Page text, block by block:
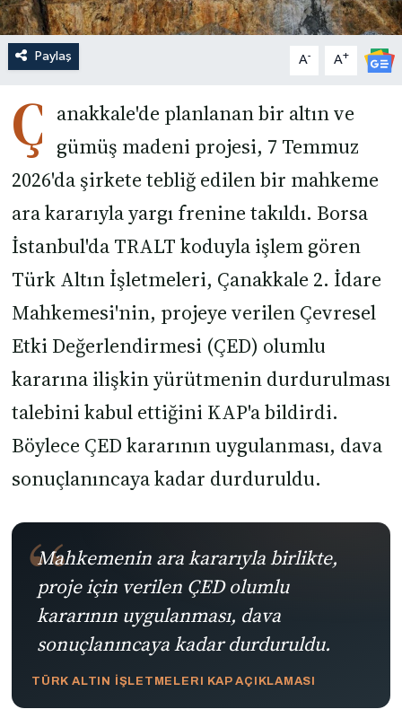
Paylaş A- A+
Ç anakkale'de planlanan bir altın ve
gümüş madeni projesi, 7 Temmuz
2026'da şirkete tebliğ edilen bir mahkeme
ara kararıyla yargı frenine takıldı. Borsa
İstanbul'da TRALT koduyla işlem gören
Türk Altın İşletmeleri, Çanakkale 2. İdare
Mahkemesi'nin, projeye verilen Çevresel
Etki Değerlendirmesi (ÇED) olumlu
kararına ilişkin yürütmenin durdurulması
talebini kabul ettiğini KAP'a bildirdi.
Böylece ÇED kararının uygulanması, dava
sonuçlanıncaya kadar durduruldu.
Mahkemenin ara kararıyla birlikte,
proje için verilen ÇED olumlu
kararının uygulanması, dava
sonuçlanıncaya kadar durduruldu.
TÜRK ALTIN İŞLETMELERI KAP AÇIKLAMASI